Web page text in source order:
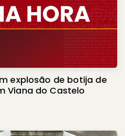
explosão de botija de
Viana do Castelo